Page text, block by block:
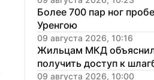
Более 700 пар ног
Уренгою
09 августа 2026, 10:16
Жильцам МКД
получить доступ к
09 августа 2026, 10:00